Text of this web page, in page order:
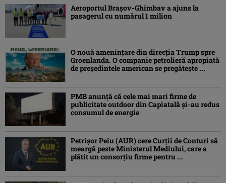
Aeroportul Brașov-Ghimbav a ajuns la
pasagerul cu numărul 1 milion
O nouă amenințare din direcția Trump spre
Groenlanda. O companie petrolieră apropiată
de președintele american se pregătește ...
PMB anunță că cele mai mari firme de
publicitate outdoor din Capiatală și-au redus
consumul de energie
Petrişor Peiu (AUR) cere Curții de Conturi să
meargă peste Ministerul Mediului, care a
plătit un consorţiu firme pentru ...